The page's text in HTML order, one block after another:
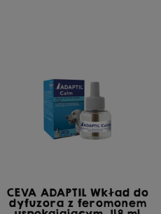
CEVA ADAPTIL Wkład do
dyfuzora z feromonem